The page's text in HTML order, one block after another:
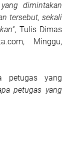
dimintakan
tersebut, sekali
, Tulis Dimas
Minggu,
petugas yang
petugas yang